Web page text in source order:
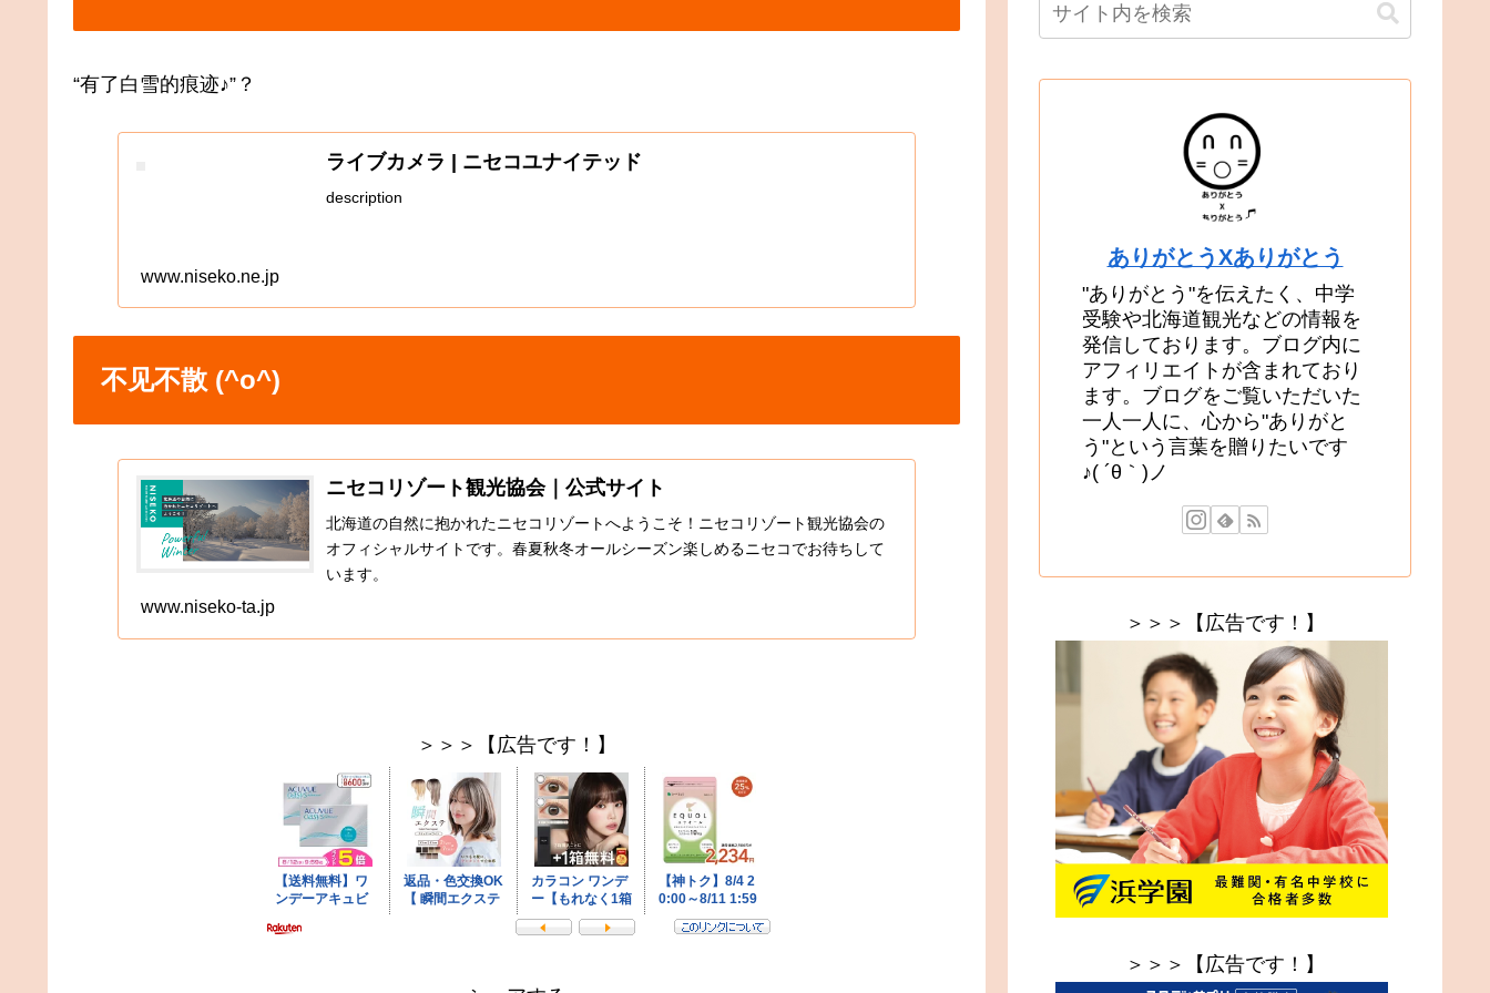
“有了白雪的痕迹♪”？
ライブカメラ | ニセコユナイテッド
description
www.niseko.ne.jp
不见不散 (^o^)
ニセコリゾート観光協会｜公式サイト
北海道の自然に抱かれたニセコリゾートへようこそ！ニセコリゾート観光協会の
オフィシャルサイトです。春夏秋冬オールシーズン楽しめるニセコでお待ちして
います。
www.niseko-ta.jp
＞＞＞【広告です！】
ありがとうXありがとう
"ありがとう"を伝えたく、中学
受験や北海道観光などの情報を
発信しております。ブログ内に
アフィリエイトが含まれており
ます。ブログをご覧いただいた
一人一人に、心から"ありがと
う"という言葉を贈りたいです
♪( ´θ｀)ノ
＞＞＞【広告です！】
＞＞＞【広告です！】